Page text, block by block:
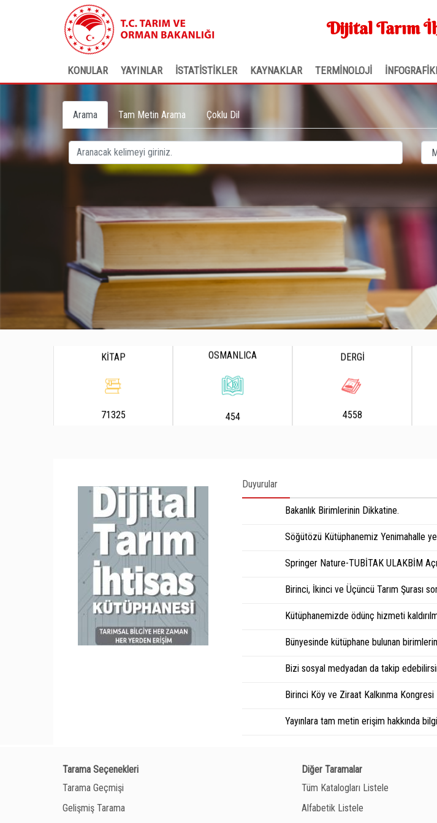
Dijital Tarım
KONULAR YAYINLAR İSTATİSTİKLER KAYNAKLAR TERMİNOLOJİ
Arama Tam Metin Arama Çoklu Dil
KİTAP
71325
OSMANLICA
454
DERGİ
4558
Duyurular
Bakanlık Birimlerinin Dikkatine.
Söğütözü Kütüphanemiz Yenimahalle
Springer Nature-TUBİTAK ULAKBİM
Birinci, İkinci ve Üçüncü Tarım Şurası
Kütüphanemizde ödünç hizmeti
Bünyesinde kütüphane bulunan
Bizi sosyal medyadan da takip
Birinci Köy ve Ziraat Kalkınma Kongresi
Yayınlara tam metin erişim hakkında
Tarama Seçenekleri
Tarama Geçmişi
Gelişmiş Tarama
Diğer Taramalar
Tüm Katalogları Listele
Alfabetik Listele